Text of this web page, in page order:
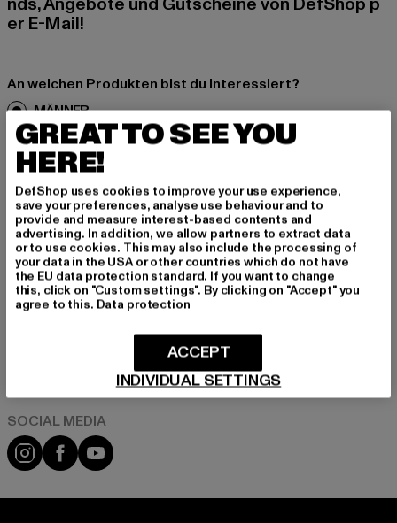
er E-Mail!
An welchen Produkten bist du interessiert?
MÄNNER
FRAUEN
E-MAIL
ANMELDEN
Informationen dazu, wie DefShop mit Deinen Daten umgeht, findest Du
in unserer Datenschutzerklärung. Du kannst Dich jederzeit kostenfei
abmelden.Datenschutzerklärung lesen.
Play market
Instagram
FacebookYouTube
GREAT TO SEE YOU
HERE!
DefShop uses cookies to improve your use experience,
save your preferences, analyse use behaviour and to
provide and measure interest-based contents and
advertising. In addition, we allow partners to extract data
or to use cookies. This may also include the processing of
your data in the USA or other countries which do not have
the EU data protection standard. If you want to change
this, click on "Custom settings". By clicking on "Accept" you
agree to this. Data protection
INDIVIDUAL SETTINGS
ACCEPT